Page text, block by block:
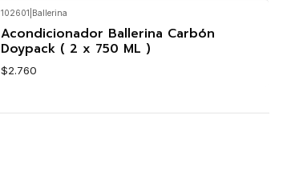
102601 Ballerina
Acondicionador Ballerina Carbón
Doypack ( 2 x 750 ML )
$2.760